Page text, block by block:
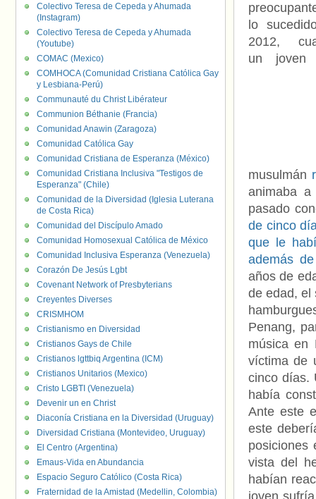
lo
2012,
un joven
musulmán
animaba
pasado
de cinco
que le
además
años de
de edad, el
Penang,
música en
víctima de
cinco días.
había
Ante este
este
posiciones
vista del
habían
joven
Colectivo Teresa de Cepeda y Ahumada
(Instagram)
Colectivo Teresa de Cepeda y Ahumada
(Youtube)
COMAC (Mexico)
COMHOCA (Comunidad Cristiana Católica Gay
y Lesbiana-Perú)
Communauté du Christ Libérateur
Communion Béthanie (Francia)
Comunidad Anawin (Zaragoza)
Comunidad Católica Gay
Comunidad Cristiana de Esperanza (México)
Comunidad Cristiana Inclusiva "Testigos de
Esperanza" (Chile)
Comunidad de la Diversidad (Iglesia Luterana
de Costa Rica)
Comunidad del Discípulo Amado
Comunidad Homosexual Católica de México
Comunidad Inclusiva Esperanza (Venezuela)
Corazón De Jesús Lgbt
Covenant Network of Presbyterians
Creyentes Diverses
CRISMHOM
Cristianismo en Diversidad
Cristianos Gays de Chile
Cristianos lgttbiq Argentina (ICM)
Cristianos Unitarios (Mexico)
Cristo LGBTI (Venezuela)
Devenir un en Christ
Diaconía Cristiana en la Diversidad (Uruguay)
Diversidad Cristiana (Montevideo, Uruguay)
El Centro (Argentina)
Emaus-Vida en Abundancia
Espacio Seguro Católico (Costa Rica)
Fraternidad de la Amistad (Medellin, Colombia)